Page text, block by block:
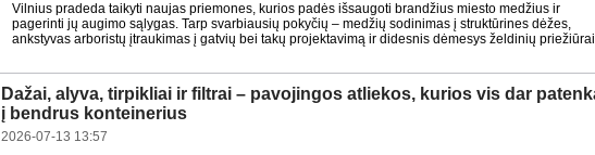
Vilnius pradeda taikyti naujas priemones, kurios padės išsaugoti brandžius miesto medžius ir
pagerinti jų augimo sąlygas. Tarp svarbiausių pokyčių – medžių sodinimas į struktūrines dėžes,
ankstyvas arboristų įtraukimas į gatvių bei takų projektavimą ir didesnis dėmesys želdinių
Dažai, alyva, tirpikliai ir filtrai – pavojingos atliekos, kurios vis dar
į bendrus konteinerius
2026-07-13 13:57